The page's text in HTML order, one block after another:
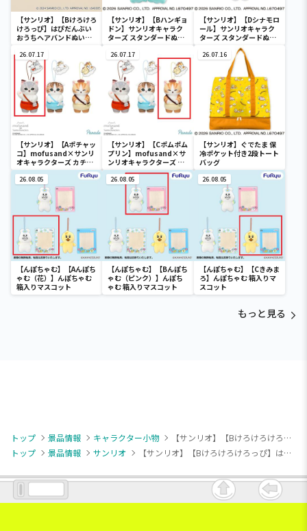
【サンリオ】【Bけろけろ
けろっぴ】はぴだんぶい
おうちヘアバンドぬいぐ
【サンリオ】【Bハンギョ
ドン】サンリオキャラク
ターズ スタンダードぬい
ース
【サンリオ】【Dシナモロ
ール】サンリオキャラク
ターズ スタンダードぬい
ぐるみリール付きパスケ
ース
26.07.17
【サンリオ】【Aポチャッ
コ】mofusand×サンリ
オキャラクターズ カチュ
ーシャマスコット②
26.07.17
【サンリオ】【Cポムポム
プリン】mofusand×サ
ンリオキャラクターズ カ
チューシャマスコット②
26.07.16
【サンリオ】ぐでたま 保
冷ポケット付き2段トート
バッグ
26.08.05
【んぽちゃむ】【Aんぽち
ゃむ（花）】んぽちゃむ
箱入りマスコット
26.08.05
【んぽちゃむ】【Bんぽち
ゃむ（ピンク）】んぽち
ゃむ 箱入りマスコット
26.08.05
【んぽちゃむ】【Cきみま
ろ】んぽちゃむ 箱入りマ
スコット
もっと見る
トップ 景品情報 キャラクター小物
【サンリオ】【Bけろけろけろっぴ】はぴだんぶい ウインクおすわりマスコット
トップ
景品情報 サンリオ 【サンリオ】【Bけろけろけろっぴ】はぴだんぶい ウインクおすわりマスコット